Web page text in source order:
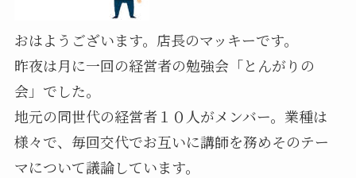
おはようございます。店長のマッキーです。
昨夜は月に一回の経営者の勉強会「とんがりの
会」でした。
地元の同世代の経営者１０人がメンバー。業種は
様々で、毎回交代でお互いに講師を務めそのテー
マについて議論しています。